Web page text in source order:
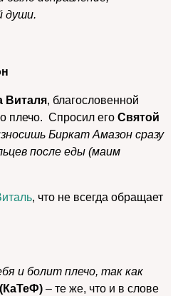
души.
Виталя, благословенной
плечо. Спросил его Святой
Биркат Амазон сразу
после еды (маим
, что не всегда обращает
и болит плечо, так как
(КаТеФ) – те же, что и в слове